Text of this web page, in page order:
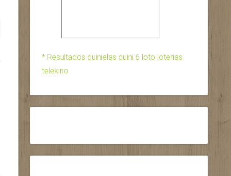
* Resultados quinielas quini 6 loto loterias
telekino